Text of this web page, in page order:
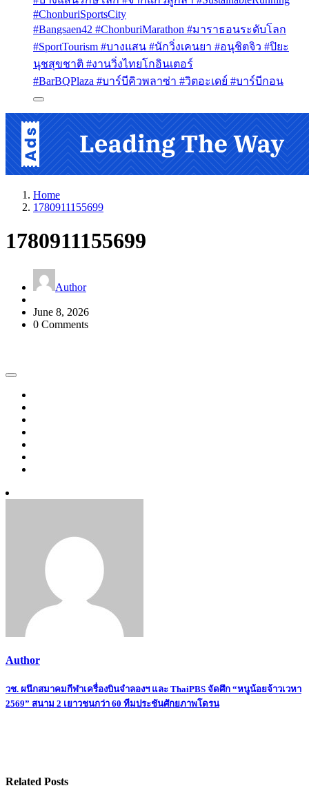
#ChonburiSportsCity
#Bangsaen42 #ChonburiMarathon #มาราธอนระดับโลก
#SportTourism #บางแสน #นักวิ่งเคนยา #อนุชิตจิว #ปิยะ
นุชสุขชาติ #งานวิ่งไทยโกอินเตอร์
#BarBQPlaza #บาร์บีคิวพลาซ่า #วิตอะเดย์ #บาร์บีกอน
Home
1780911155699
1780911155699
Author
June 8, 2026
0 Comments
Author
Post
navigation
วช. ผนึกสมาคมกีฬาเครื่องบินจำลองฯ และ ThaiPBS จัดศึก “หนูน้อยจ้าวเวหา
2569” สนาม 2 เยาวชนกว่า 60 ทีมประชันศักยภาพโดรน
Related Posts